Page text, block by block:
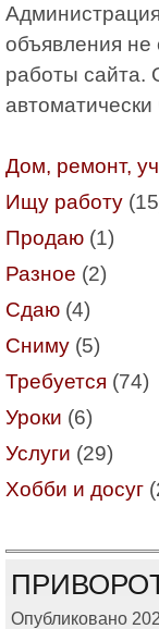
объявления
работы сайта.
Дом, ремонт,
Ищу работу
Продаю (1)
Разное (2)
Сдаю (4)
Сниму (5)
Требуется (74)
Уроки (6)
Услуги (29)
Хобби и досуг
Опубликовано